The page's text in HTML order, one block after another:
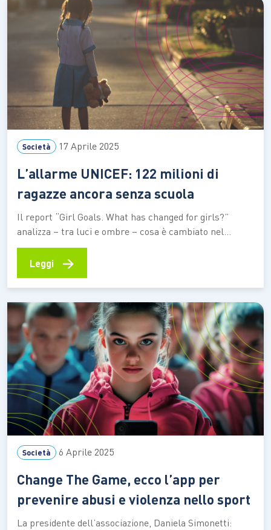
Società 17 Aprile 2025
L’allarme UNICEF: 122 milioni di
ragazze ancora senza scuola
Il report “Girl Goals. What has changed for girls?”
analizza – tra luci e ombre – cosa è cambiato nel
campo dei diritti delle adolescenti nei 30 anni trascorsi
dal lancio della “Piattaforma d’azione di Pechino” I
campo dei diritti…
Leggi →
Società 6 Aprile 2025
Change The Game, ecco l’app per
prevenire abusi e violenza nello sport
La presidente dell’associazione, Daniela Simonetti: